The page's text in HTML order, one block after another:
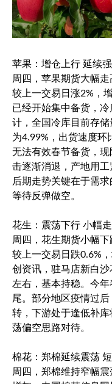
苹果：增仓上行 延续强
周四，苹果期货大幅
较上一交易日涨2%，
已经开始集中备货，
计，全国冷库目前存
为4.99%，出货速度环
无法有效春节备货，
击逐渐消退，产地用工
后期走势关键在于需
等待反弹做空。
花生：震荡下行 小幅走
周四，花生期货小幅
较上一交易日跌0.6%
创资讯，驻马店新白
左右，基本持稳。今
尾。部分地区疫情过
转，下游处于逢低补
荡偏空思路对待。
棉花：郑棉延续震荡
周四，郑棉维持窄幅